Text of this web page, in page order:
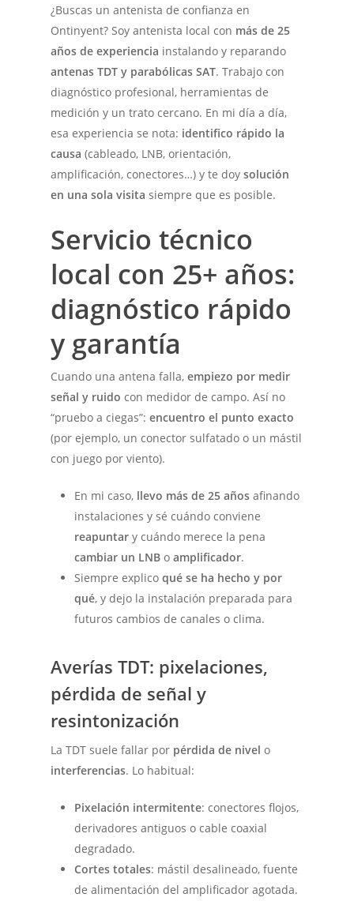
¿Buscas un antenista de confianza en
Ontinyent? Soy antenista local con más de 25
años de experiencia instalando y reparando
antenas TDT y parabólicas SAT. Trabajo con
diagnóstico profesional, herramientas de
medición y un trato cercano. En mi día a día,
esa experiencia se nota: identifico rápido la
causa (cableado, LNB, orientación,
amplificación, conectores…) y te doysolución
en una sola visita siempre que es posible.
Servicio técnico
local con 25+ años:
diagnóstico rápido
y garantía
Cuando una antena falla,empiezo por medir
señal y ruido con medidor de campo. Así no
“pruebo a ciegas”:encuentro el punto exacto
(por ejemplo, un conector sulfatado o un mástil
con juego por viento).
En mi caso, llevo más de 25 años afinando
instalaciones y sé cuándo conviene
reapuntar y cuándo merece la pena
cambiar un LNB oamplificador.
Siempre explicoqué se ha hecho y por
qué, y dejo la instalación preparada para
futuros cambios de canales o clima.
Averías TDT: pixelaciones,
pérdida de señal y
resintonización
La TDT suele fallar por pérdida de nivel o
interferencias. Lo habitual:
Pixelación intermitente: conectores flojos,
derivadores antiguos o cable coaxial
degradado.
Cortes totales: mástil desalineado, fuente
de alimentación del amplificador agotada.